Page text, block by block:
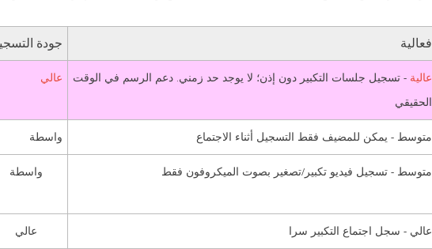
فعالية جودة
عالية - تسجيل جلسات التكبير دون إذن؛ لا يوجد حد زمني. دعم الرسم في الوقت
الحقيقي
عالي
متوسط - يمكن للمضيف فقط التسجيل أثناء الاجتماع واسطة
متوسط - تسجيل فيديو تكبير/تصغير بصوت الميكروفون فقط واسطة
عالي - سجل اجتماع التكبير سرا عالي